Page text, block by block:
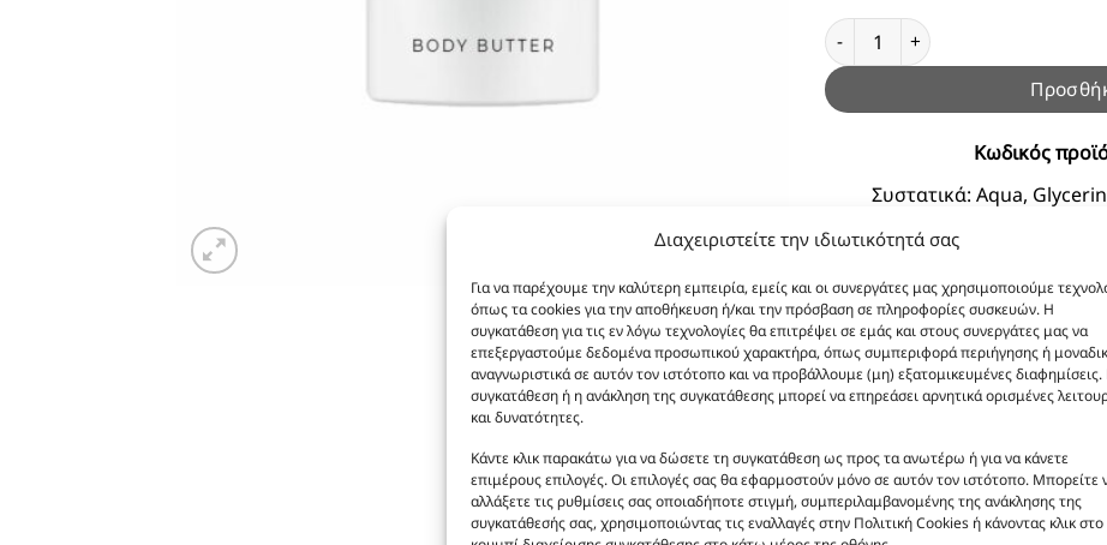
Διαχειριστείτε την ιδιωτικότητά σας
Για να παρέχουμε την καλύτερη εμπειρία, εμείς και οι συνεργάτες μας χρησιμοποιούμε
όπως τα cookies για την αποθήκευση ή/και την πρόσβαση σε πληροφορίες συσκευών. Η
συγκατάθεση για τις εν λόγω τεχνολογίες θα επιτρέψει σε εμάς και στους συνεργάτες μας να
επεξεργαστούμε δεδομένα προσωπικού χαρακτήρα, όπως συμπεριφορά περιήγησης ή
αναγνωριστικά σε αυτόν τον ιστότοπο και να προβάλλουμε (μη) εξατομικευμένες
συγκατάθεση ή η ανάκληση της συγκατάθεσης μπορεί να επηρεάσει αρνητικά ορισμένες
και δυνατότητες.
Κάντε κλικ παρακάτω για να δώσετε τη συγκατάθεση ως προς τα ανωτέρω ή για να κάνετε
επιμέρους επιλογές. Οι επιλογές σας θα εφαρμοστούν μόνο σε αυτόν τον ιστότοπο. Μπορείτε
αλλάξετε τις ρυθμίσεις σας οποιαδήποτε στιγμή, συμπεριλαμβανομένης της ανάκλησης της
συγκατάθεσής σας, χρησιμοποιώντας τις εναλλαγές στην Πολιτική Cookies ή κάνοντας κλικ στο
Body Butter L'Imperatrice 200ml
Κωδικός
Συστατικά: Aqua,
Cyamopsis, Tetragonoloba
PEG-100 Stearate,
Chinensis (Jojoba) Seed Oil,
Butyrospermum Parkil (Shea
Prunus Amygdalus Dulcis
Cyclopentasiloxane,